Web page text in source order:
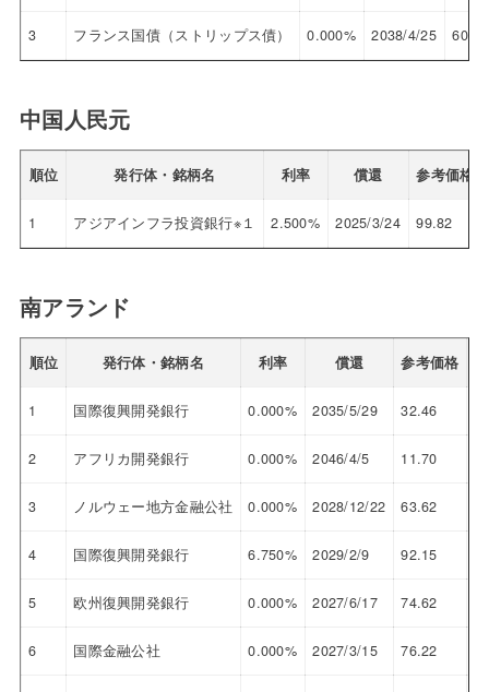
3 フランス国債（ストリップス債） 0.000% 2038/4/25 60.42
中国人民元
順位 発行体・銘柄名 利率 償還 参考価格
1 アジアインフラ投資銀行※１ 2.500% 2025/3/24 99.82
南アランド
順位 発行体・銘柄名 利率 償還 参考価格
1 国際復興開発銀行 0.000% 2035/5/29 32.46
2 アフリカ開発銀行 0.000% 2046/4/5 11.70
3 ノルウェー地方金融公社 0.000% 2028/12/22 63.62
4 国際復興開発銀行 6.750% 2029/2/9 92.15
5 欧州復興開発銀行 0.000% 2027/6/17 74.62
6 国際金融公社 0.000% 2027/3/15 76.22